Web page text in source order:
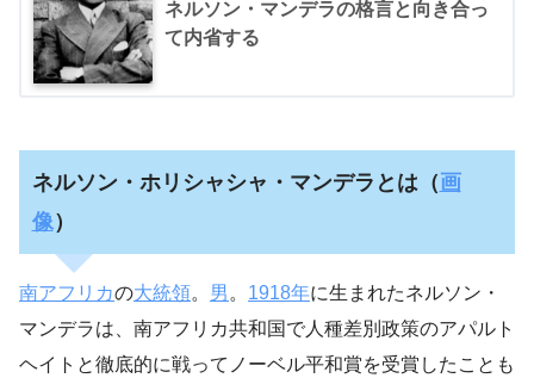
ネルソン・マンデラの格言と向き合っ
て内省する
ネルソン・ホリシャシャ・マンデラとは（画
像）
南アフリカの大統領。 男 。 1918年に生まれたネルソン・
マンデラは、南アフリカ共和国で人種差別政策のアパルト
ヘイトと徹底的に戦ってノーベル平和賞を受賞したことも